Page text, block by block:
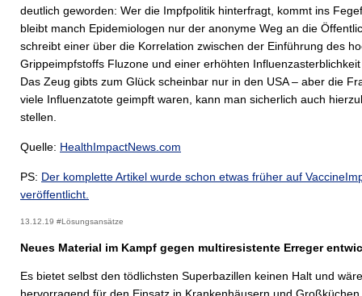
deutlich geworden: Wer die Impfpolitik hinterfragt, kommt ins
bleibt manch Epidemiologen nur der anonyme Weg an die
schreibt einer über die Korrelation zwischen der Einführung des
Grippeimpfstoffs Fluzone und einer erhöhten
Das Zeug gibts zum Glück scheinbar nur in den USA – aber die
viele Influenzatote geimpft waren, kann man sicherlich auch
stellen.
Quelle: HealthImpactNews.com
PS: Der komplette Artikel wurde schon etwas früher auf
veröffentlicht.
13.12.19 #Lösungsansätze
Neues Material im Kampf gegen multiresistente Erreger
Es bietet selbst den tödlichsten Superbazillen keinen Halt und